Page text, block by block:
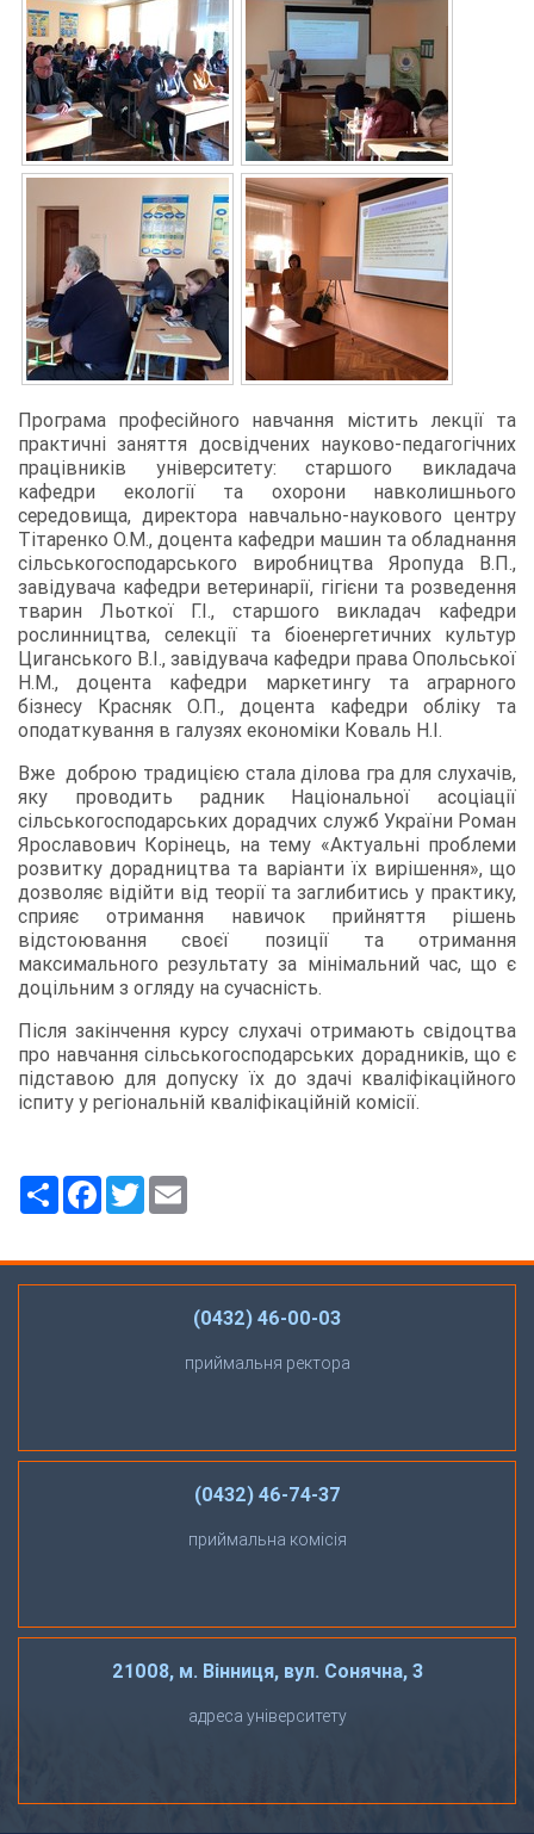
Програма професійного навчання містить лекції та
практичні заняття досвідчених науково-педагогічних
працівників університету: старшого викладача
кафедри екології та охорони навколишнього
середовища, директора навчально-наукового центру
Тітаренко О.М., доцента кафедри машин та обладнання
сільськогосподарського виробництва Яропуда В.П.,
завідувача кафедри ветеринарії, гігієни та розведення
тварин Льоткої Г.І., старшого викладач кафедри
рослинництва, селекції та біоенергетичних культур
Циганського В.І., завідувача кафедри права Опольської
Н.М., доцента кафедри маркетингу та аграрного
бізнесу Красняк О.П., доцента кафедри обліку та
оподаткування в галузях економіки Коваль Н.І.
Вже доброю традицією стала ділова гра для слухачів,
яку проводить радник Національної асоціації
сільськогосподарських дорадчих служб України Роман
Ярославович Корінець, на тему «Актуальні проблеми
розвитку дорадництва та варіанти їх вирішення», що
дозволяє відійти від теорії та заглибитись у практику,
сприяє отримання навичок прийняття рішень
відстоювання своєї позиції та отримання
максимального результату за мінімальний час, що є
доцільним з огляду на сучасність.
Після закінчення курсу слухачі отримають свідоцтва
про навчання сільськогосподарських дорадників, що є
підставою для допуску їх до здачі кваліфікаційного
іспиту у регіональній кваліфікаційній комісії.
РесурсFacebook
Twitter
(0432) 46-00-03
приймальня ректора
(0432) 46-74-37
приймальна комісія
21008, м. Вінниця, вул. Сонячна, 3
адреса університету